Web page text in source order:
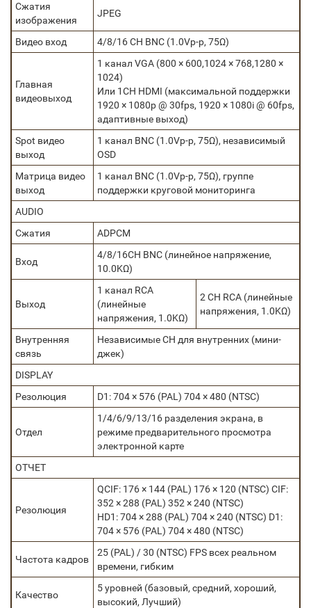
Сжатия
изображения
JPEG
Видео вход 4/8/16 CH BNC (1.0Vp-р, 75Ω)
Главная
видеовыход
1 канал VGA (800 × 600,1024 × 768,1280 ×
1024)
Или 1CH HDMI (максимальной поддержки
1920 × 1080p @ 30fps, 1920 × 1080i @ 60fps,
адаптивные выход)
Spot видео
выход
1 канал BNC (1.0Vp-р, 75Ω), независимый
OSD
Матрица видео
выход
1 канал BNC (1.0Vp-р, 75Ω), группе
поддержки круговой мониторинга
AUDIO
Сжатия
ADPCM
Вход
4/8/16CH BNC (линейное напряжение,
10.0KΩ)
Выход
1 канал RCA
(линейные
напряжения, 1.0KΩ)
2 CH RCA (линейные
напряжения, 1.0KΩ)
Внутренняя
связь
Независимые CH для внутренних (мини-
джек)
DISPLAY
Резолюция
D1: 704 × 576 (PAL) 704 × 480 (NTSC)
Отдел
1/4/6/9/13/16 разделения экрана, в
режиме предварительного просмотра
электронной карте
ОТЧЕТ
Резолюция
QCIF: 176 × 144 (PAL) 176 × 120 (NTSC) CIF:
352 × 288 (PAL) 352 × 240 (NTSC)
HD1: 704 × 288 (PAL) 704 × 240 (NTSC) D1:
704 × 576 (PAL) 704 × 480 (NTSC)
Частота кадров
25 (PAL) / 30 (NTSC) FPS всех реальном
времени, гибким
Качество
5 уровней (базовый, средний, хороший,
высокий, Лучший)